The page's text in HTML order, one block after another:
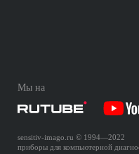
Мы на
sensitiv-imago.ru © 1994—2022
приборы для компьютерной